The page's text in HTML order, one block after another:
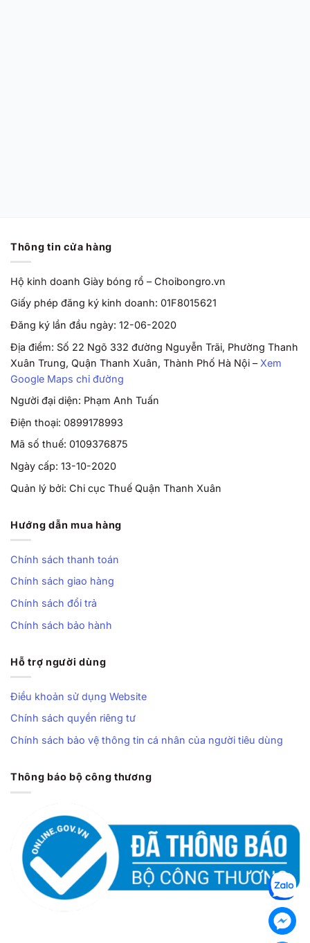
Thông tin cửa hàng
Hộ kinh doanh Giày bóng rổ – Choibongro.vn
Giấy phép đăng ký kinh doanh: 01F8015621
Đăng ký lần đầu ngày: 12-06-2020
Địa điểm: Số 22 Ngõ 332 đường Nguyễn Trãi, Phường Thanh
Xuân Trung, Quận Thanh Xuân, Thành Phố Hà Nội – Xem
Google Maps chỉ đường
Người đại diện: Phạm Anh Tuấn
Điện thoại: 0899178993
Mã số thuế: 0109376875
Ngày cấp: 13-10-2020
Quản lý bởi: Chi cục Thuế Quận Thanh Xuân
Hướng dẫn mua hàng
Chính sách thanh toán
Chính sách giao hàng
Chính sách đổi trả
Chính sách bảo hành
Hỗ trợ người dùng
Điều khoản sử dụng Website
Chính sách quyền riêng tư
Chính sách bảo vệ thông tin cá nhân của người tiêu dùng
Thông báo bộ công thương